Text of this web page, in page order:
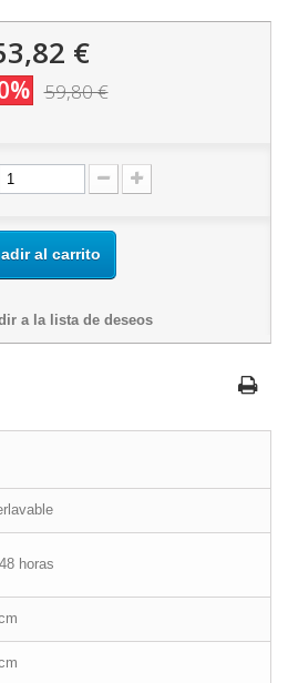
€
59,80 €
al carrito
a la lista de deseos
horas